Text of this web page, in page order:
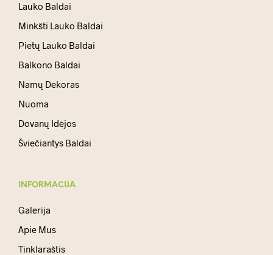
Lauko Baldai
Minkšti Lauko Baldai
Pietų Lauko Baldai
Balkono Baldai
Namų Dekoras
Nuoma
Dovanų Idėjos
Šviečiantys Baldai
INFORMACIJA
Galerija
Apie Mus
Tinklaraštis